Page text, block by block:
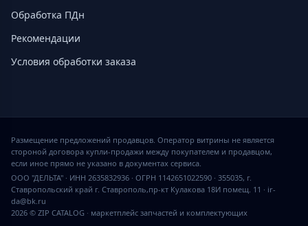
Обработка ПДн
Рекомендации
Условия обработки заказа
2026 © ZIP CATALOG · маркетплейс запчастей и комплектующих
Размещение предложений продавцов. Оператор витрины не является
стороной договора купли-продажи между покупателем и продавцом,
если иное прямо не указано в документах сервиса.
ООО "ДЕЛЬТА" · ИНН 2635832936 · ОГРН 1142651022590 · 355035, г.
Ставропольский край г. Ставрополь,пр-кт Кулакова 18И помещ. 11 · ir-
da@bk.ru